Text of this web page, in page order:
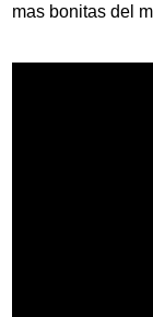
mas bonitas del